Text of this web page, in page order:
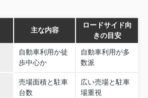
主な内容
ロードサイド向
きの目安
自動車利用か徒
歩中心か
自動車利用が多
数派
売場面積と駐車
台数
広い売場と駐車
場重視